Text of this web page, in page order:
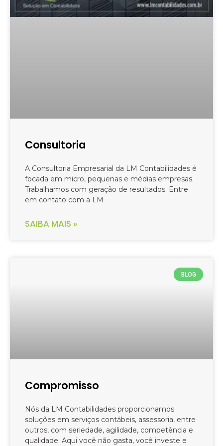
Consultoria
A Consultoria Empresarial da LM Contabilidades é
focada em micro, pequenas e médias empresas.
Trabalhamos com geração de resultados. Entre
em contato com a LM
SAIBA MAIS »
BLOG
Compromisso
Nós da LM Contabilidades proporcionamos
soluções em serviços contábeis, assessoria, entre
outros, com seriedade, agilidade, competência e
qualidade. Aqui você não gasta, você investe e